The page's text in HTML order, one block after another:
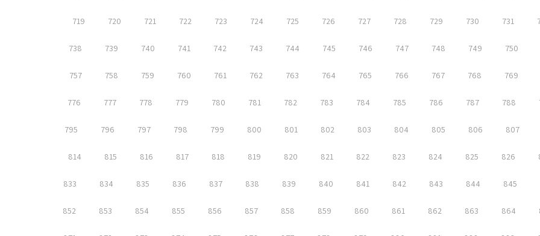
719 720 721 722 723 724 725 726 727 728 729 730 731
738 739 740 741 742 743 744 745 746 747 748 749 750
757 758 759 760 761 762 763 764 765 766 767 768 769
776 777 778 779 780 781 782 783 784 785 786 787 788
795 796 797 798 799 800 801 802 803 804 805 806 807
814 815 816 817 818 819 820 821 822 823 824 825 826
833 834 835 836 837 838 839 840 841 842 843 844 845
852 853 854 855 856 857 858 859 860 861 862 863 864